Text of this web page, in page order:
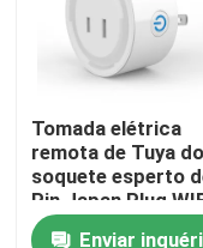
Controle da
Peça umas
Tomada elétrica
remota de Tuya do
soquete esperto
Pin Japan Plug
Enviar